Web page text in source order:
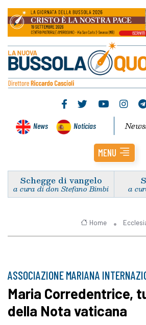
News Noticias
MENU
Schegge di vangelo
a cura di don Stefano Bimbi a
Home
ASSOCIAZIONE MARIANA
Maria Corredentrice,
della Nota vaticana